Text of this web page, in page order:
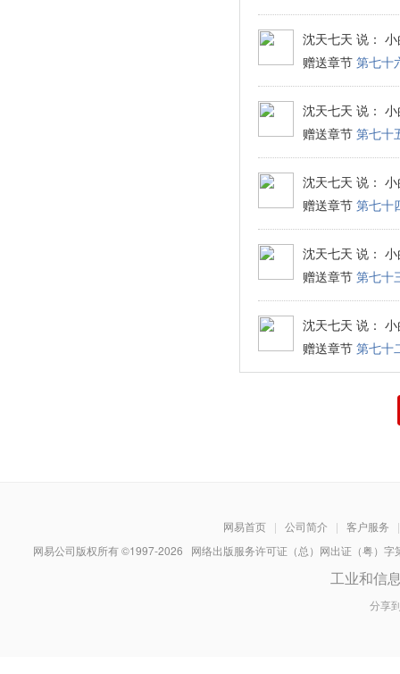
沈天七天 说：
赠送章节 第七十
沈天七天 说：
赠送章节 第七十
沈天七天 说：
赠送章节 第七十
沈天七天 说：
赠送章节 第七十
沈天七天 说：
赠送章节 第七十
网易首页 | 公司简介 | 客户服务
|
网易公司版权所有 ©1997-2026 网络出版服务许可证（总）网出证（粤）
工业和信
分享